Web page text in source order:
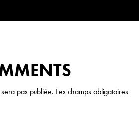
pas publiée. Les champs obligatoires